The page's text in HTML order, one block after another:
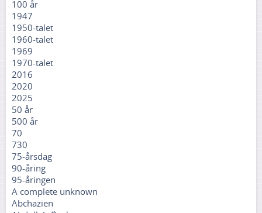
100 år
1947
1950-talet
1960-talet
1969
1970-talet
2016
2020
2025
50 år
500 år
70
730
75-årsdag
90-åring
95-åringen
A complete unknown
Abchazien